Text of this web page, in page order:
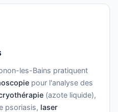
les-Bains pratiquent
pour l'analyse des
(azote liquide),
psoriasis, laser